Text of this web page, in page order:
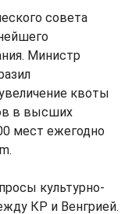
совета
Министр
квоты
в высших
мест ежегодно
культурно-
КР и Венгрией.